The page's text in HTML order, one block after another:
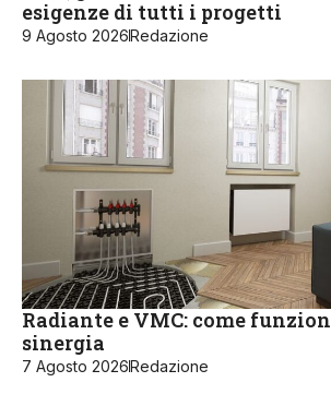
esigenze di tutti i progetti
9 Agosto 2026Redazione
Radiante e VMC: come
sinergia
7 Agosto 2026Redazione